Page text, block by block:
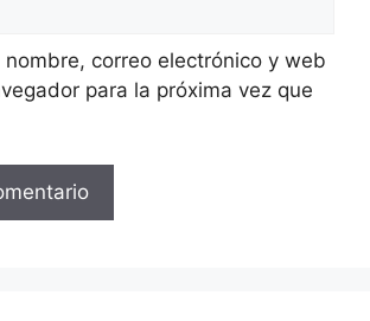
nombre, correo electrónico y web
para la próxima vez que